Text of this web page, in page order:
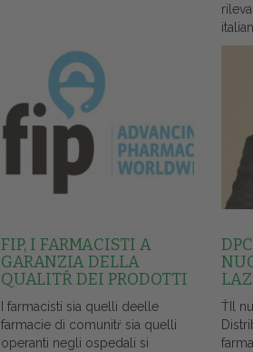
FIP, I FARMACISTI A
GARANZIA DELLA
QUALITŔ DEI PRODOTTI
I farmacisti sia quelli deelle
farmacie di comunitŕ sia quelli
operanti negli ospedali si
ŤIl